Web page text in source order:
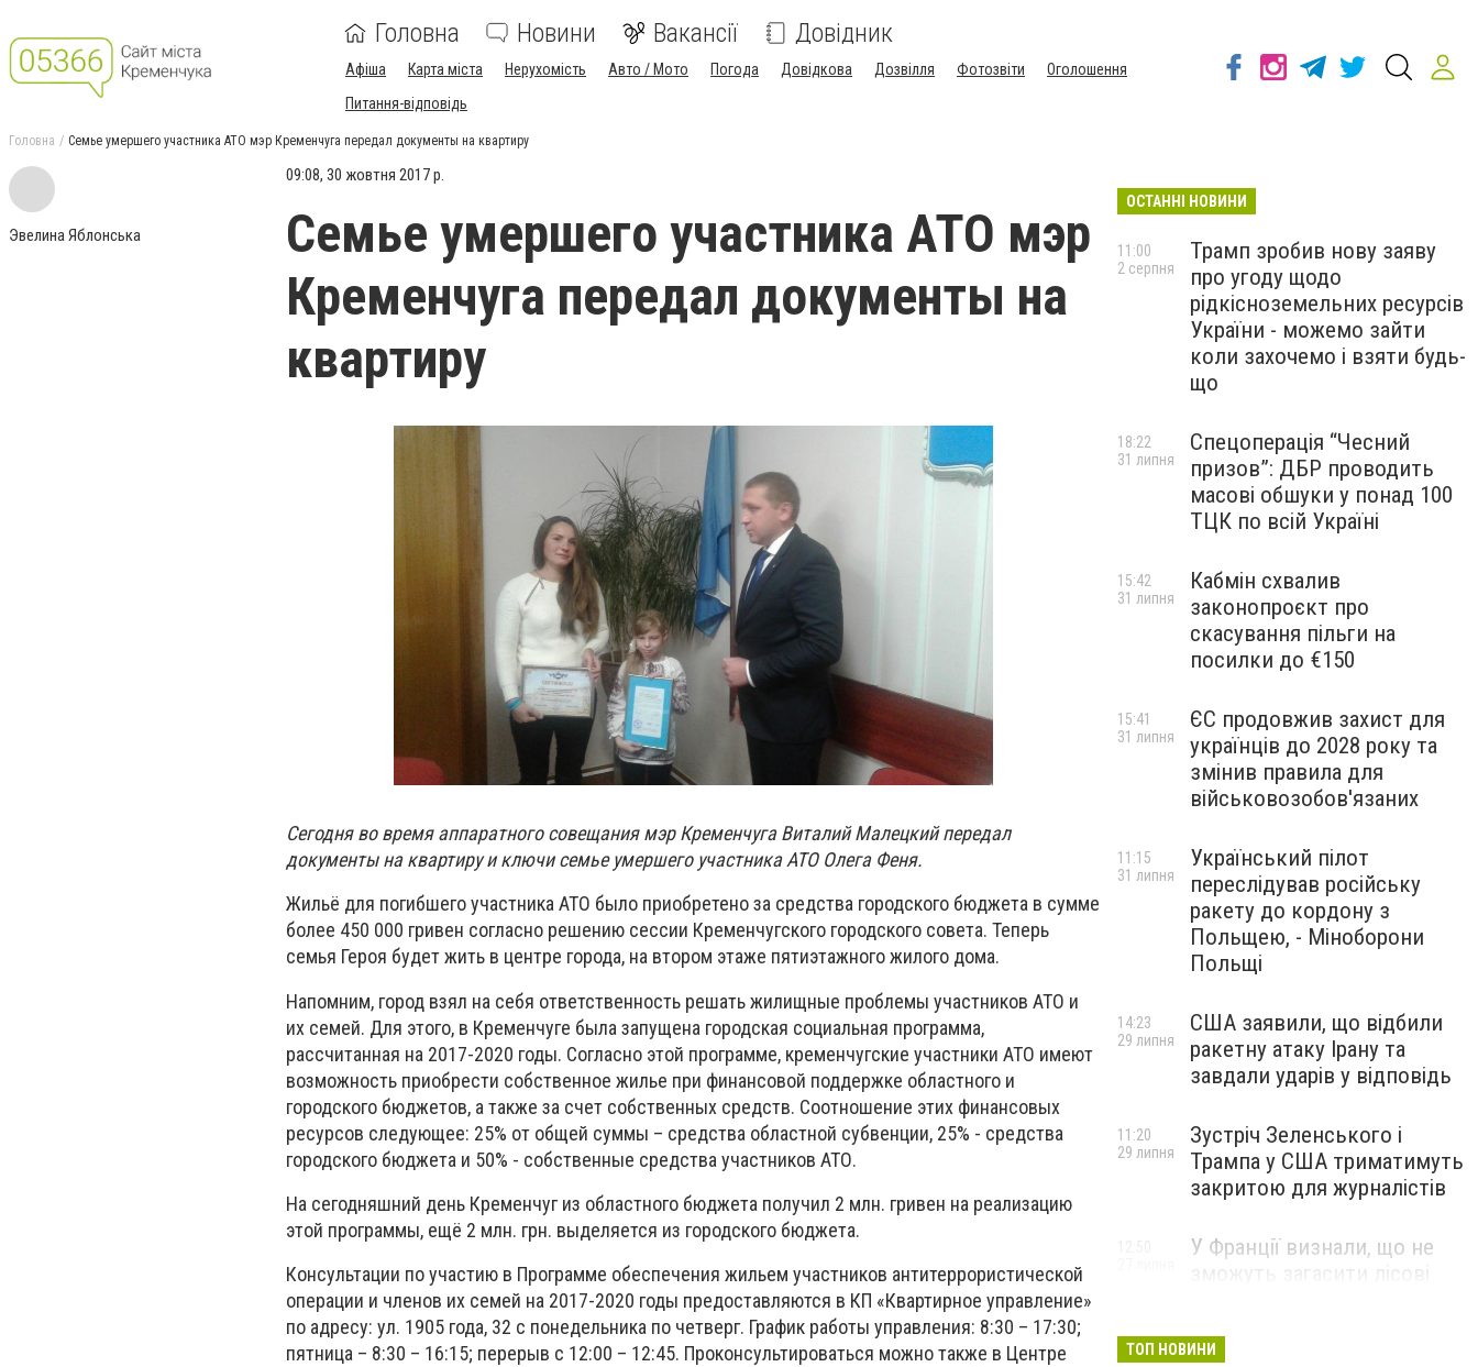
Головна Новини Вакансії Довідник
Афіша Карта міста Нерухомість Авто / Мото Погода Довідкова Дозвілля Фотозвіти
Оголошення
Питання-відповідь
Головна Семье умершего участника АТО мэр Кременчуга передал документы на квартиру
Эвелина Яблонська
09:08, 30 жовтня 2017 р.
Семье умершего участника АТО мэр
Кременчуга передал документы на
квартиру
Сегодня во время аппаратного совещания мэр Кременчуга Виталий Малецкий передал
документы на квартиру и ключи семье умершего участника АТО Олега Феня.
Жильё для погибшего участника АТО было приобретено за средства городского бюджета в сумме
более 450 000 гривен согласно решению сессии Кременчугского городского совета. Теперь
семья Героя будет жить в центре города, на втором этаже пятиэтажного жилого дома.
Напомним, город взял на себя ответственность решать жилищные проблемы участников АТО и
их семей. Для этого, в Кременчуге была запущена городская социальная программа,
рассчитанная на 2017-2020 годы. Согласно этой программе, кременчугские участники АТО имеют
возможность приобрести собственное жилье при финансовой поддержке областного и
городского бюджетов, а также за счет собственных средств. Соотношение этих финансовых
ресурсов следующее: 25% от общей суммы – средства областной субвенции, 25% - средства
городского бюджета и 50% - собственные средства участников АТО.
На сегодняшний день Кременчуг из областного бюджета получил 2 млн. гривен на реализацию
этой программы, ещё 2 млн. грн. выделяется из городского бюджета.
Консультации по участию в Программе обеспечения жильем участников антитеррористической
операции и членов их семей на 2017-2020 годы предоставляются в КП «Квартирное управление»
по адресу: ул. 1905 года, 32 с понедельника по четверг. График работы управления: 8:30 – 17:30;
пятница – 8:30 – 16:15; перерыв с 12:00 – 12:45. Проконсультироваться можно также в Центре
ОСТАННІ НОВИНИ
Трамп зробив нову заяву
про угоду щодо
рідкісноземельних ресурсів
України - можемо зайти
коли захочемо і взяти будь-
що
11:00
2 серпня
Спецоперація “Чесний
призов”: ДБР проводить
масові обшуки у понад 100
ТЦК по всій Україні
18:22
31 липня
Кабмін схвалив
законопроєкт про
скасування пільги на
посилки до €150
15:42
31 липня
ЄС продовжив захист для
українців до 2028 року та
змінив правила для
військовозобов'язаних
15:41
31 липня
Український пілот
переслідував російську
ракету до кордону з
Польщею, - Міноборони
Польщі
11:15
31 липня
США заявили, що відбили
ракетну атаку Ірану та
завдали ударів у відповідь
14:23
29 липня
Зустріч Зеленського і
Трампа у США триматимуть
закритою для журналістів
11:20
29 липня
У Франції визнали, що не
ТОП НОВИНИ